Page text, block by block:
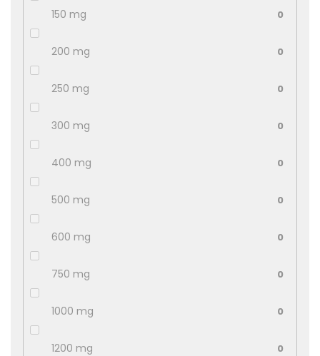
150 mg 0
200 mg 0
250 mg 0
300 mg 0
400 mg 0
500 mg 0
600 mg 0
750 mg 0
1000 mg 0
1200 mg 0